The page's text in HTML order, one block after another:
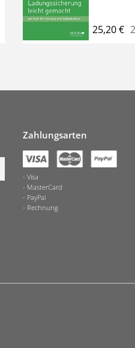
25,20 €
Zahlungsarten
Visa
MasterCard
PayPal
Rechnung